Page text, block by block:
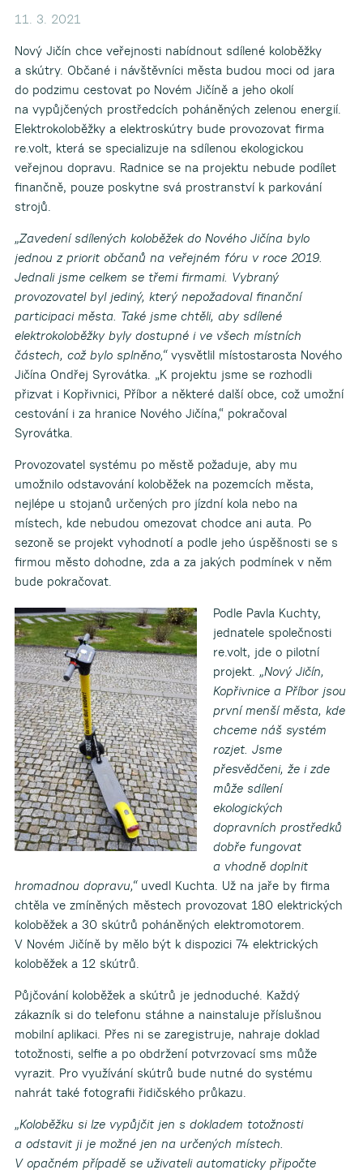
11. 3. 2021
Nový Jičín chce veřejnosti nabídnout sdílené koloběžky
a skútry. Občané i návštěvníci města budou moci od jara
do podzimu cestovat po Novém Jičíně a jeho okolí
na vypůjčených prostředcích poháněných zelenou energií.
Elektrokoloběžky a elektroskútry bude provozovat firma
re.volt, která se specializuje na sdílenou ekologickou
veřejnou dopravu. Radnice se na projektu nebude podílet
finančně, pouze poskytne svá prostranství k parkování
strojů.
„Zavedení sdílených koloběžek do Nového Jičína bylo
jednou z priorit občanů na veřejném fóru v roce 2019.
Jednali jsme celkem se třemi firmami. Vybraný
provozovatel byl jediný, který nepožadoval finanční
participaci města. Také jsme chtěli, aby sdílené
elektrokoloběžky byly dostupné i ve všech místních
částech, což bylo splněno,“vysvětlil místostarosta Nového
Jičína Ondřej Syrovátka. „K projektu jsme se rozhodli
přizvat i Kopřivnici, Příbor a některé další obce, což umožní
cestování i za hranice Nového Jičína,“ pokračoval
Syrovátka.
Provozovatel systému po městě požaduje, aby mu
umožnilo odstavování koloběžek na pozemcích města,
nejlépe u stojanů určených pro jízdní kola nebo na
místech, kde nebudou omezovat chodce ani auta. Po
sezoně se projekt vyhodnotí a podle jeho úspěšnosti se s
firmou město dohodne, zda a za jakých podmínek v něm
bude pokračovat.
Podle Pavla Kuchty,
jednatele společnosti
re.volt, jde o pilotní
projekt. „Nový Jičín,
Kopřivnice a Příbor jsou
první menší města, kde
chceme náš systém
rozjet. Jsme
přesvědčeni, že i zde
může sdílení
ekologických
dopravních prostředků
dobře fungovat
a vhodně doplnit
hromadnou dopravu,“uvedl Kuchta. Už na jaře by firma
chtěla ve zmíněných městech provozovat 180 elektrických
koloběžek a 30 skútrů poháněných elektromotorem.
V Novém Jičíně by mělo být k dispozici 74 elektrických
koloběžek a 12 skútrů.
Půjčování koloběžek a skútrů je jednoduché. Každý
zákazník si do telefonu stáhne a nainstaluje příslušnou
mobilní aplikaci. Přes ni se zaregistruje, nahraje doklad
totožnosti, selfie a po obdržení potvrzovací sms může
vyrazit. Pro využívání skútrů bude nutné do systému
nahrát také fotografii řidičského průkazu.
„Koloběžku si lze vypůjčit jen s dokladem totožnosti
a odstavit ji je možné jen na určených místech.
V opačném případě se uživateli automaticky připočte